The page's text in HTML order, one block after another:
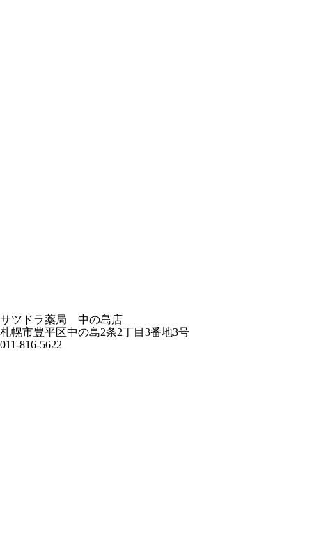
サツドラ薬局 中の島店
札幌市豊平区中の島2条2丁目3番地3号
011-816-5622